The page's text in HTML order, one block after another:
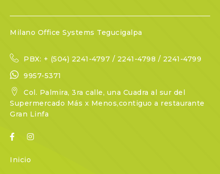
Milano Office Systems Tegucigalpa
PBX: + (504) 2241-4797 / 2241-4798 / 2241-4799
9957-5371
Col. Palmira, 3ra calle, una Cuadra al sur del
Supermercado Más x Menos,contiguo a restaurante
Gran Linfa
Inicio